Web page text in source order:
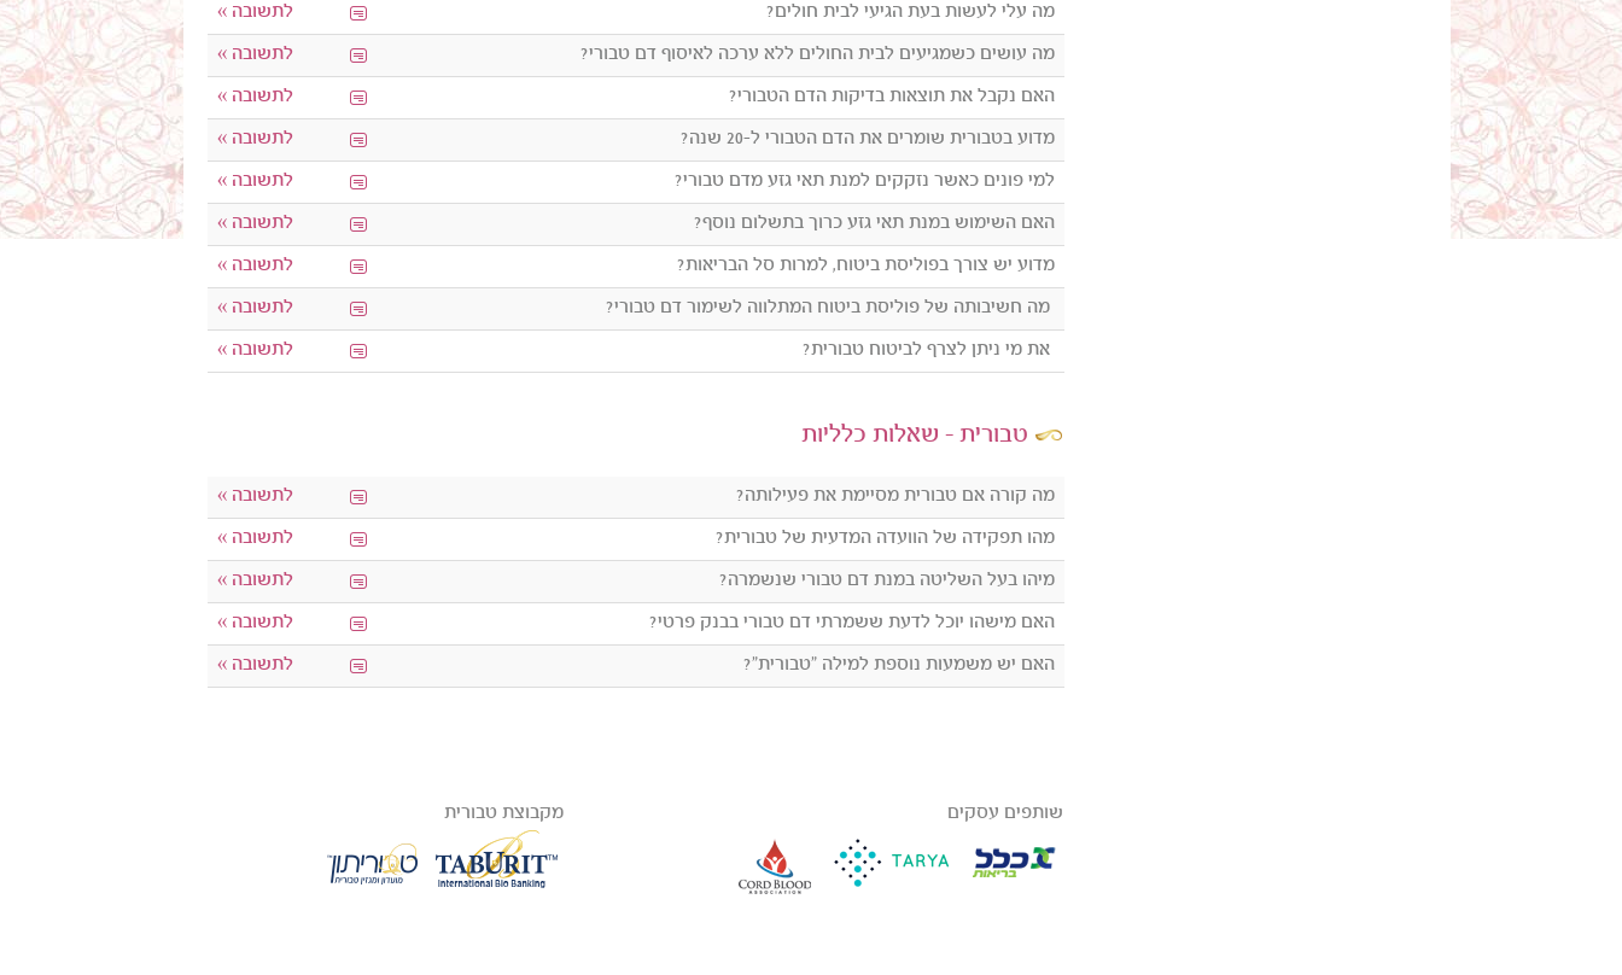
מה עלי לעשות בעת הגיעי לבית חולים? לתשובה »
מה עושים כשמגיעים לבית החולים ללא ערכה לאיסוף דם טבורי? לתשובה »
האם נקבל את תוצאות בדיקות הדם הטבורי? לתשובה »
מדוע בטבורית שומרים את הדם הטבורי ל-20 שנה? לתשובה »
למי פונים כאשר נזקקים למנת תאי גזע מדם טבורי? לתשובה »
האם השימוש במנת תאי גזע כרוך בתשלום נוסף? לתשובה »
מדוע יש צורך בפוליסת ביטוח, למרות סל הבריאות? לתשובה »
מה חשיבותה של פוליסת ביטוח המתלווה לשימור דם טבורי? לתשובה »
את מי ניתן לצרף לביטוח טבורית? לתשובה »
טבורית - שאלות כלליות
מה קורה אם טבורית מסיימת את פעילותה? לתשובה »
מהו תפקידה של הוועדה המדעית של טבורית? לתשובה »
מיהו בעל השליטה במנת דם טבורי שנשמרה? לתשובה »
האם מישהו יוכל לדעת ששמרתי דם טבורי בבנק פרטי? לתשובה »
האם יש משמעות נוספת למילה "טבורית"? לתשובה »
שותפים עסקים מקבוצת טבורית